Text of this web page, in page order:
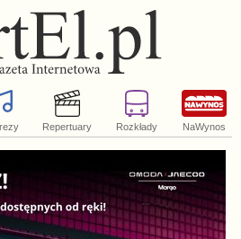
Repertuary Rozkłady NaWynos